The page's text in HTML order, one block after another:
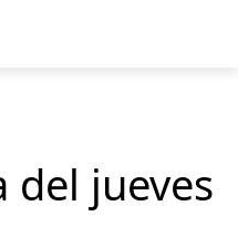
del jueves